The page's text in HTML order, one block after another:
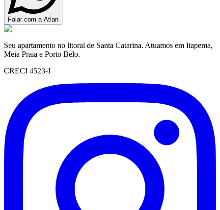
Falar com a Atlan
Seu apartamento no litoral de Santa Catarina. Atuamos em Itapema,
Meia Praia e Porto Belo.
CRECI 4523-J